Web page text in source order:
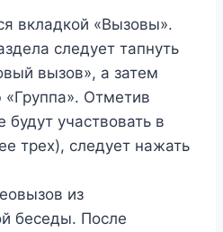
вкладкой «Вызовы».
следует тапнуть
вызов», а затем
Отметив
участвовать в
трех), следует нажать
из
беседы. После